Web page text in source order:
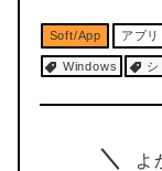
Soft/App アプ
Windows シ
よ